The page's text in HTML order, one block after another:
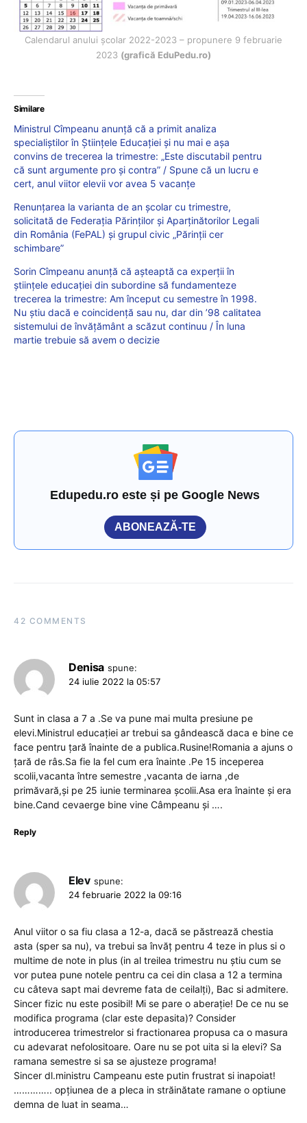
Calendarul anului școlar 2022-2023 – propunere 9 februarie
2023 (grafică EduPedu.ro)
Similare
Ministrul Cîmpeanu anunță că a primit analiza
specialiștilor în Științele Educației și nu mai e așa
convins de trecerea la trimestre: „Este discutabil pentru
că sunt argumente pro și contra” / Spune că un lucru e
cert, anul viitor elevii vor avea 5 vacanțe
Renunțarea la varianta de an școlar cu trimestre,
solicitată de Federația Părinților și Aparținătorilor Legali
din România (FePAL) și grupul civic „Părinții cer
schimbare”
Sorin Cîmpeanu anunță că așteaptă ca experții în
științele educației din subordine să fundamenteze
trecerea la trimestre: Am început cu semestre în 1998.
Nu știu dacă e coincidență sau nu, dar din ’98 calitatea
sistemului de învățământ a scăzut continuu / În luna
martie trebuie să avem o decizie
Edupedu.ro este și pe Google News
ABONEAZĂ-TE
42 COMMENTS
Denisa spune:
24 iulie 2022 la 05:57
Sunt in clasa a 7 a .Se va pune mai multa presiune pe
elevi.Ministrul educației ar trebui sa gândească daca e bine ce
face pentru țară înainte de a publica.Rusine!Romania a ajuns o
țară de râs.Sa fie la fel cum era înainte .Pe 15 inceperea
scolii,vacanta între semestre ,vacanta de iarna ,de
primăvară,și pe 25 iunie terminarea școlii.Asa era înainte și era
bine.Cand cevaerge bine vine Câmpeanu și ….
Reply
Elev spune:
24 februarie 2022 la 09:16
Anul viitor o sa fiu clasa a 12-a, dacă se păstrează chestia
asta (sper sa nu), va trebui sa învăț pentru 4 teze in plus si o
multime de note in plus (in al treilea trimestru nu știu cum se
vor putea pune notele pentru ca cei din clasa a 12 a termina
cu câteva sapt mai devreme fata de ceilalți), Bac si admitere.
Sincer fizic nu este posibil! Mi se pare o aberație! De ce nu se
modifica programa (clar este depasita)? Consider
introducerea trimestrelor si fractionarea propusa ca o masura
cu adevarat nefolositoare. Oare nu se pot uita si la elevi? Sa
ramana semestre si sa se ajusteze programa!
Sincer dl.ministru Campeanu este putin frustrat si inapoiat!
………….. opțiunea de a pleca in străinătate ramane o optiune
demna de luat in seama…